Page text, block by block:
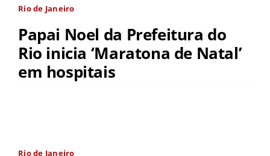
Rio de Janeiro
Papai Noel da Prefeitura do
Rio inicia ‘Maratona de Natal’
em hospitais
Rio de Janeiro